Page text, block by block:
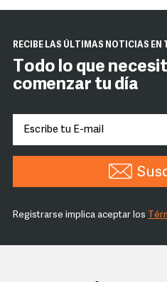
RECIBE LAS ÚLTIMAS NOTICIAS EN
Todo lo que
comenzar tu día
Registrarse implica aceptar los